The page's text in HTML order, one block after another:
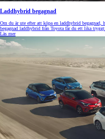
Laddhybrid begagnad
Om du är ute efter att köpa en laddhybrid begagnad,
begagnad laddhybrid från Toyota får du ett lika
Läs mer